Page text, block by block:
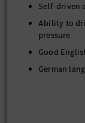
Self-driven
Ability to
pressure
Good
German